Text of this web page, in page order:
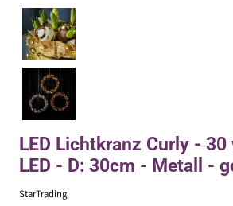
LED Lichtkranz Curly -
LED - D: 30cm - Metall -
StarTrading